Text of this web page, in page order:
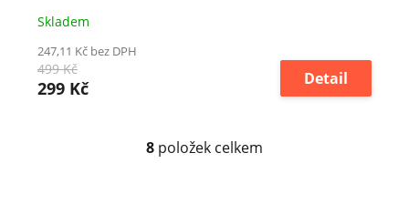
Skladem
247,11 Kč bez DPH
499 Kč
299 Kč Detail
O
8 položek celkem